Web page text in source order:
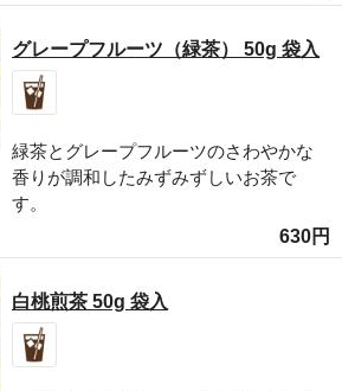
グレープフルーツ（緑茶） 50g 袋入
緑茶とグレープフルーツのさわやかな
香りが調和したみずみずしいお茶で
す。
630円
白桃煎茶 50g 袋入